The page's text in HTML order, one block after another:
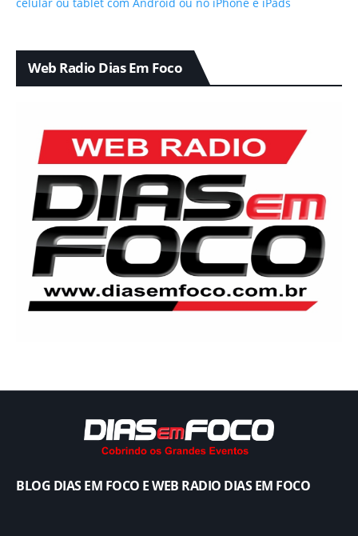
Web Radio Dias Em Foco
BLOG DIAS EM FOCO E WEB RADIO DIAS EM FOCO